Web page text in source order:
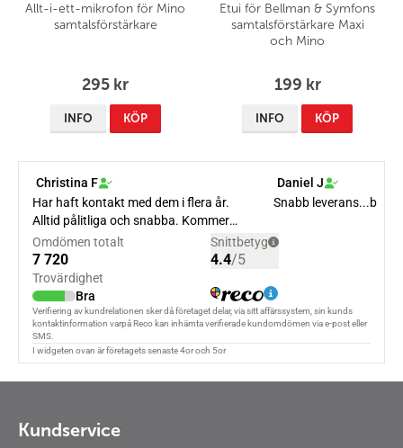
Allt-i-ett-mikrofon för Mino
samtalsförstärkare
295 kr
INFO KÖP
Etui för Bellman & Symfons
samtalsförstärkare Maxi
och Mino
199 kr
INFO KÖP
Kundservice